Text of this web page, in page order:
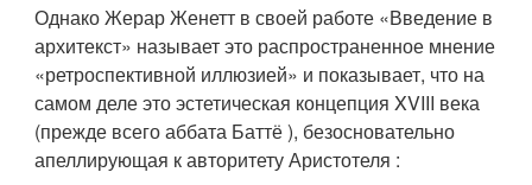
Однако Жерар Женетт в своей работе «Введение в
архитекст» называет это распространенное мнение
«ретроспективной иллюзией» и показывает, что на
самом деле это эстетическая концепция XVIII века
(прежде всего аббата Баттё ), безосновательно
апеллирующая к авторитету Аристотеля :